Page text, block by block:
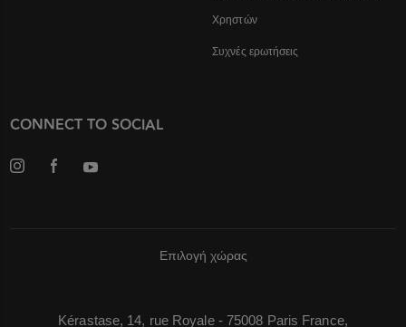
Χρηστών
Συχνές ερωτήσεις
CONNECT TO SOCIAL
Επιλογή χώρας
Kérastase, 14, rue Royale - 75008 Paris France,